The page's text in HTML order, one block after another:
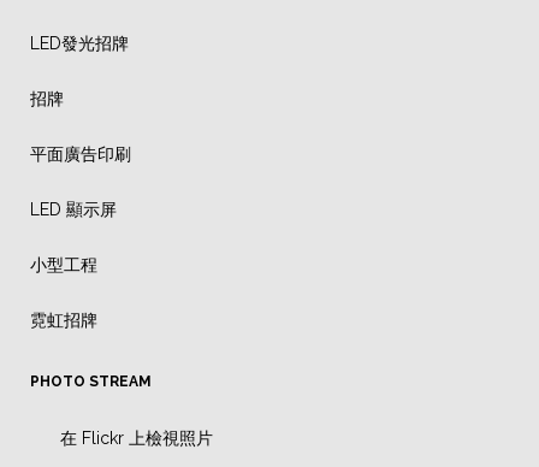
LED發光招牌
招牌
平面廣告印刷
LED 顯示屏
小型工程
霓虹招牌
PHOTO STREAM
在 Flickr 上檢視照片